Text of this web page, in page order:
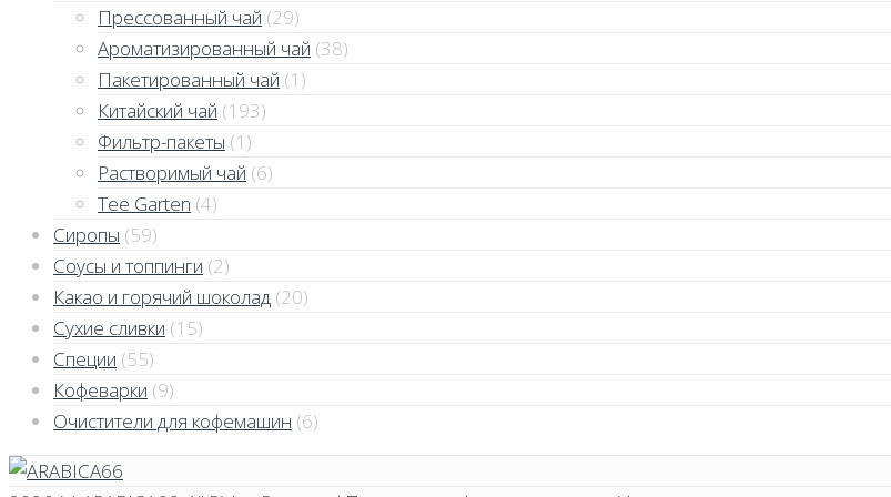
Прессованный чай (29)
Ароматизированный чай (38)
Пакетированный чай (1)
Китайский чай (193)
Фильтр-пакеты (1)
Растворимый чай (6)
Tee Garten (4)
Сиропы (59)
Соусы и топпинги (2)
Какао и горячий шоколад (20)
Сухие сливки (15)
Специи (55)
Кофеварки (9)
Очистители для кофемашин (6)